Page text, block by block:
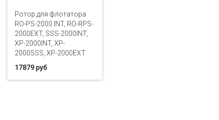
Ротор для флотатора
RO-PS-2000 INT, RO-RPS-
2000EXT, SSS-2000INT,
XP-2000INT, XP-
2000SSS, XP-2000EXT
17879 руб